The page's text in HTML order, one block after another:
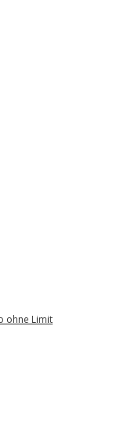
ohne Limit